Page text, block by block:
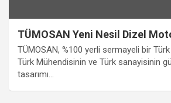
TÜMOSAN Yeni Nesil Dizel
TÜMOSAN, %100 yerli sermayeli bir
Türk Mühendisinin ve Türk sanayisinin
tasarımı…